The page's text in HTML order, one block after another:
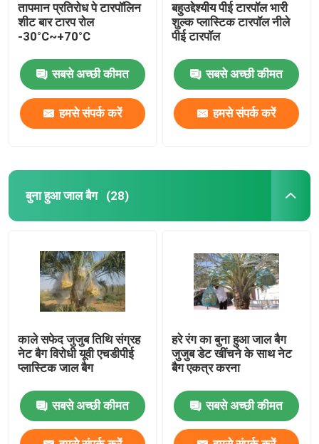
तापमान प्रतिरोध पे टारपॉलिन
शीट बार टारप रोल
-30°C~+70°C
सबसे अच्छी कीमत
हमसे संपर्क करें
बहुउद्देश्यीय पीई टारपॉल भारी
शुल्क प्लास्टिक टारपॉल नीले
पीई टारपॉल
सबसे अच्छी कीमत
हमसे संपर्क करें
बुना हुआ जाल बैग (28)
काले सफेद जुजुब तिथि संग्रह
नेट बैग विरोधी यूवी एचडीपीई
प्लास्टिक जाल बैग
सबसे अच्छी कीमत
हरे रंग का बुना हुआ जाल बैग
जुजुब डेट खींचने के साथ नेट
बैग एकत्र करना
सबसे अच्छी कीमत